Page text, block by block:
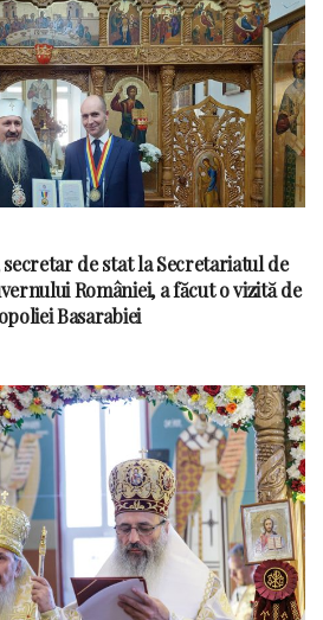
de stat la Secretariatul de
României, a făcut o vizită de
Basarabiei